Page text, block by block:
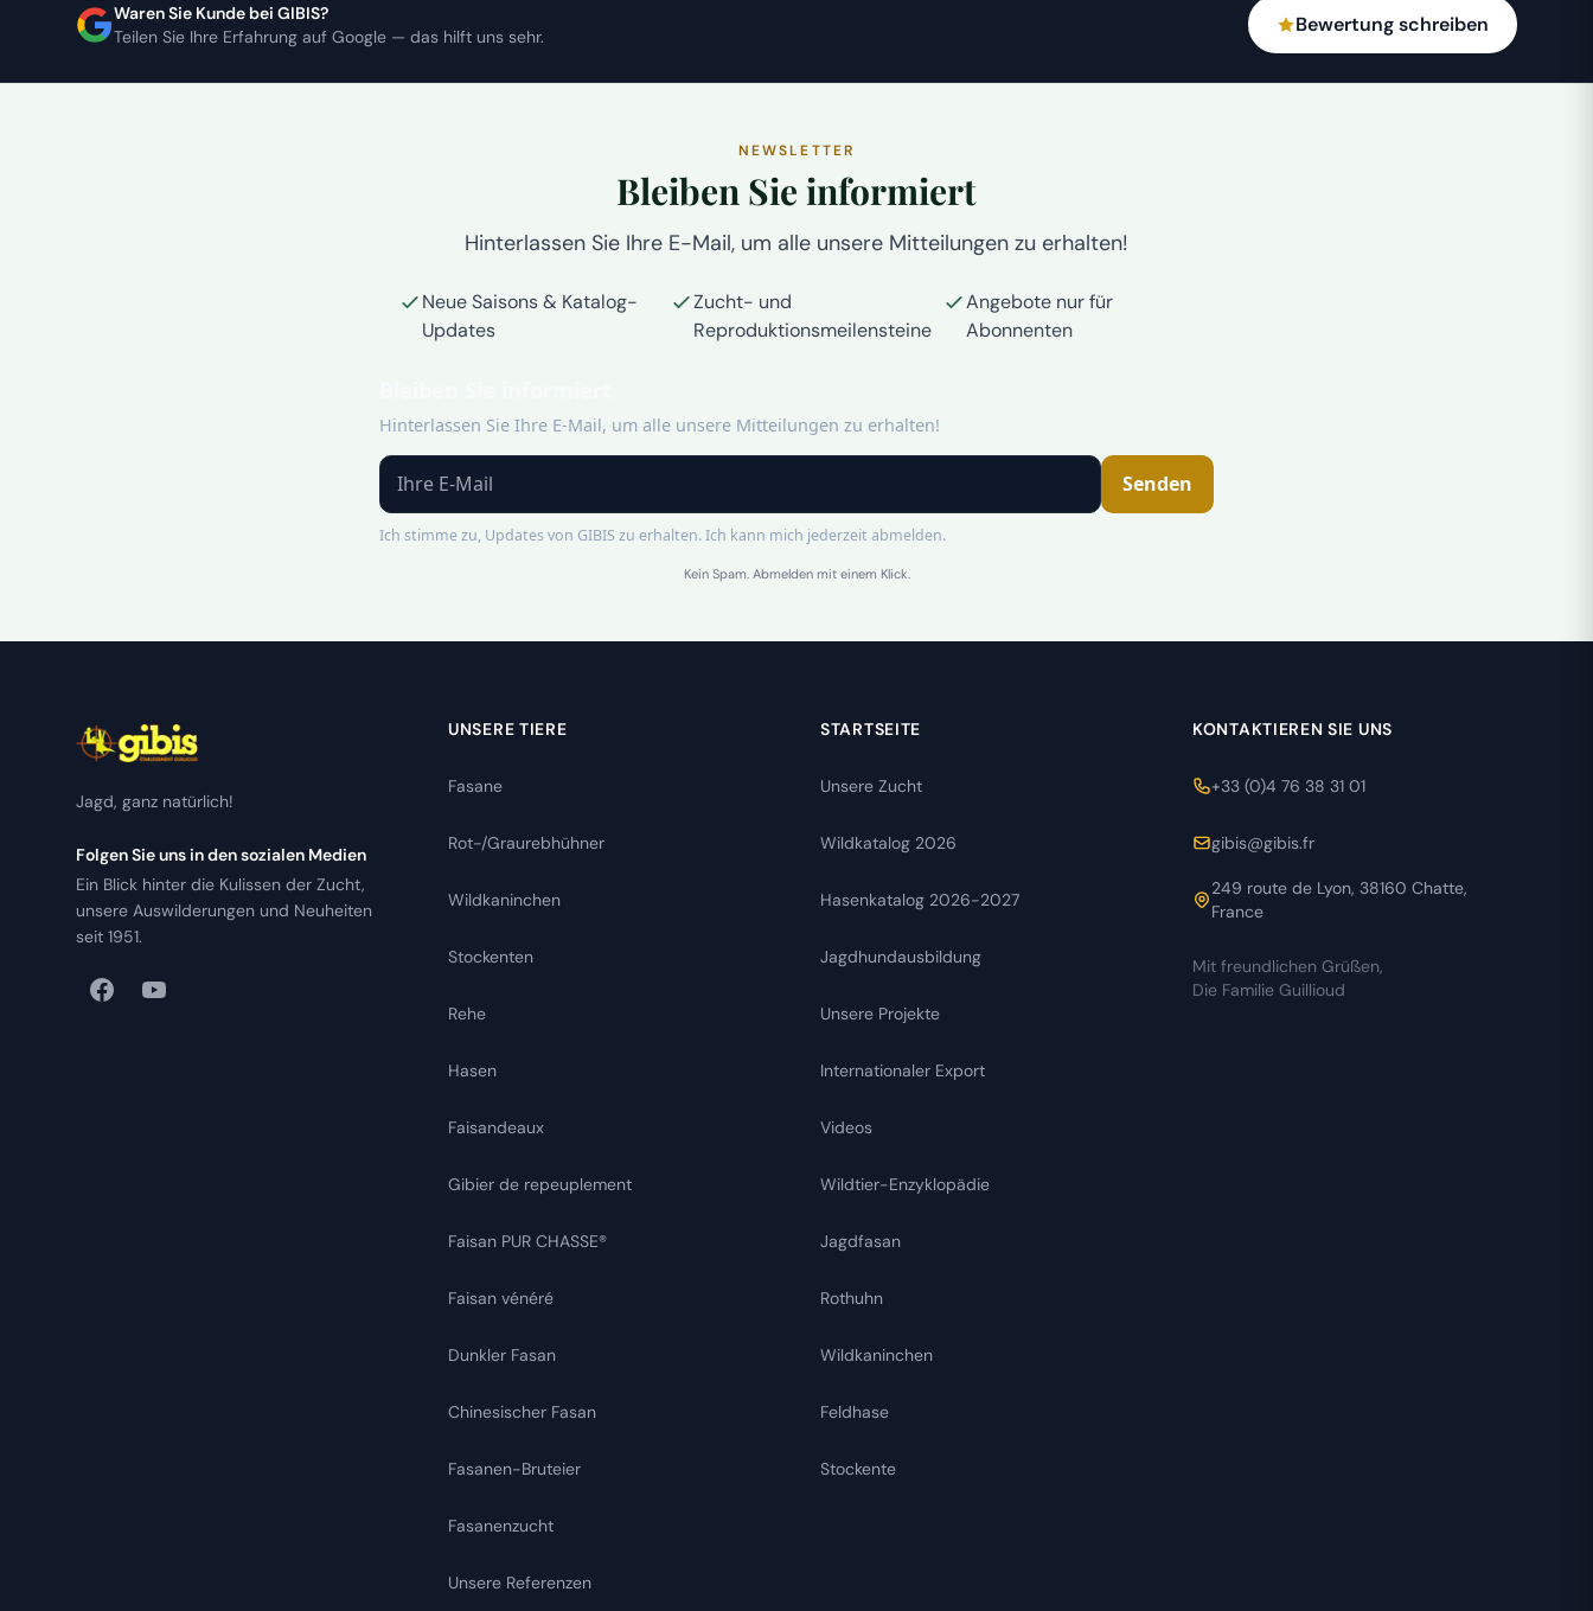
Waren Sie Kunde bei GIBIS?
Teilen Sie Ihre Erfahrung auf Google — das hilft uns sehr.
Bewertung schreiben
NEWSLETTER
Bleiben Sie informiert
Hinterlassen Sie Ihre E-Mail, um alle unsere Mitteilungen zu erhalten!
Neue Saisons & Katalog-
Updates
Zucht- und
Reproduktionsmeilensteine
Angebote nur für
Abonnenten
Hinterlassen Sie Ihre E-Mail, um alle unsere Mitteilungen zu erhalten!
Senden
Ich stimme zu, Updates von GIBIS zu erhalten. Ich kann mich jederzeit abmelden.
Kein Spam. Abmelden mit einem Klick.
Jagd, ganz natürlich!
Folgen Sie uns in den sozialen Medien
Ein Blick hinter die Kulissen der Zucht,
unsere Auswilderungen und Neuheiten
seit 1951.
UNSERE TIERE
Fasane
Rot-/Graurebhühner
Wildkaninchen
Stockenten
Rehe
Hasen
Faisandeaux
Gibier de repeuplement
Faisan PUR CHASSE®
Faisan vénéré
Dunkler Fasan
Chinesischer Fasan
Fasanen-Bruteier
Fasanenzucht
Unsere Referenzen
STARTSEITE
Unsere Zucht
Wildkatalog 2026
Hasenkatalog 2026-2027
Jagdhundausbildung
Unsere Projekte
Internationaler Export
Videos
Wildtier-Enzyklopädie
Jagdfasan
Rothuhn
Wildkaninchen
Feldhase
Stockente
KONTAKTIEREN SIE UNS
+33 (0)4 76 38 31 01
gibis@gibis.fr
249 route de Lyon, 38160 Chatte,
France
Mit freundlichen Grüßen,
Die Familie Guillioud